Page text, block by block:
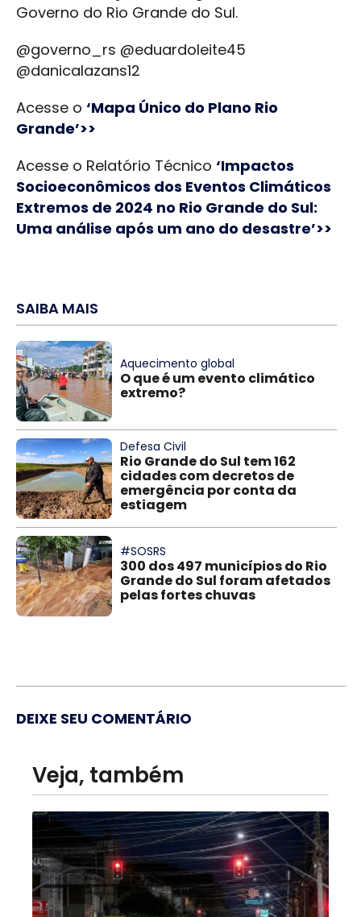
Governo do Rio Grande do Sul.
@governo_rs @eduardoleite45
@danicalazans12
Acesse o ‘Mapa Único do Plano Rio
Grande’>>
Acesse o Relatório Técnico ‘Impactos
Socioeconômicos dos Eventos Climáticos
Extremos de 2024 no Rio Grande do Sul:
Uma análise após um ano do desastre’>>
SAIBA MAIS
Aquecimento global
O que é um evento climático
extremo?
Defesa Civil
Rio Grande do Sul tem 162
cidades com decretos de
emergência por conta da
estiagem
#SOSRS
300 dos 497 municípios do Rio
Grande do Sul foram afetados
pelas fortes chuvas
DEIXE SEU COMENTÁRIO
Veja, também